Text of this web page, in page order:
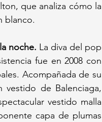
que analiza cómo la
blanco.
noche. La diva del pop
fue en 2008 con
Acompañada de su
de Balenciaga,
vestido malla
capa de plumas